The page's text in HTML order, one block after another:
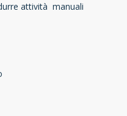
attività manuali